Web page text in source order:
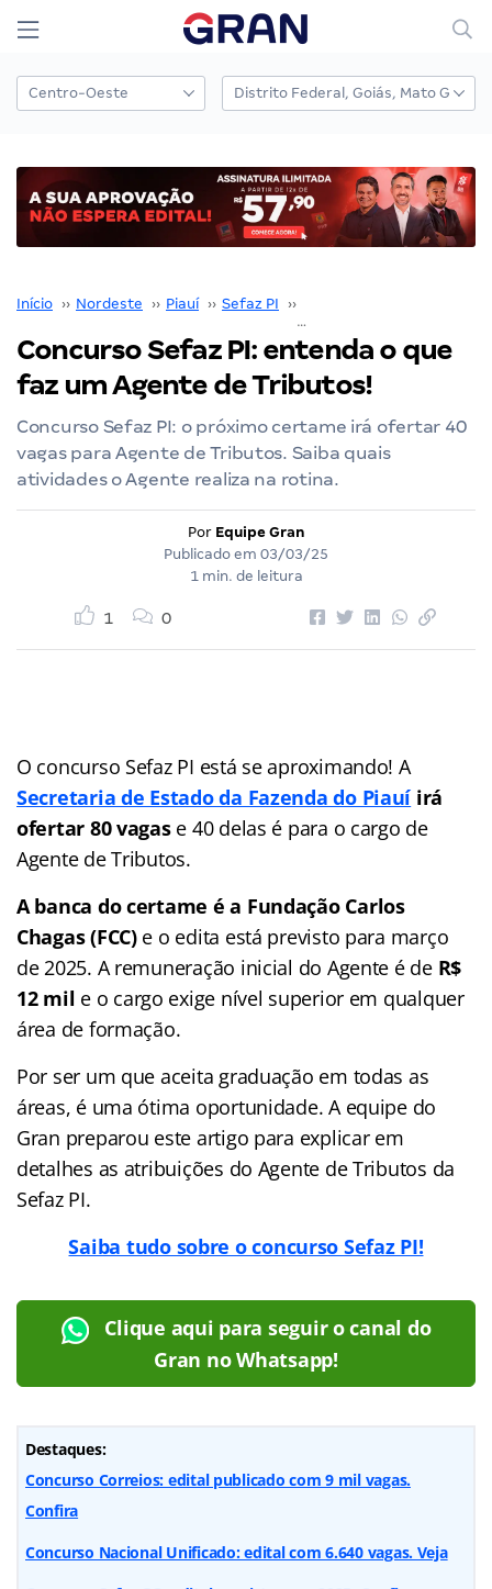
Início ›› Nordeste ›› Piauí ›› Sefaz PI ››
Concurso Sefaz PI: entenda o que
faz um Agente de Tributos!
Concurso Sefaz PI: o próximo certame irá ofertar 40
vagas para Agente de Tributos. Saiba quais
atividades o Agente realiza na rotina.
Por Equipe Gran
Publicado em 03/03/25
1 min. de leitura
1 0
O concurso Sefaz PI está se aproximando! A
Secretaria de Estado da Fazenda do Piauí irá
ofertar 80 vagase 40 delas é para o cargo de
Agente de Tributos.
A banca do certame é a Fundação Carlos
Chagas (FCC)e o edita está previsto para março
de 2025. A remuneração inicial do Agente é de R$
12 mil e o cargo exige nível superior em qualquer
área de formação.
Por ser um que aceita graduação em todas as
áreas, é uma ótima oportunidade. A equipe do
Gran preparou este artigo para explicar em
detalhes as atribuições do Agente de Tributos da
Sefaz PI.
Saiba tudo sobre o concurso Sefaz PI!
Clique aqui para seguir o canal do
Gran no Whatsapp!
Destaques:
Concurso Correios: edital publicado com 9 mil vagas.
Confira
Concurso Nacional Unificado: edital com 6.640 vagas. Veja